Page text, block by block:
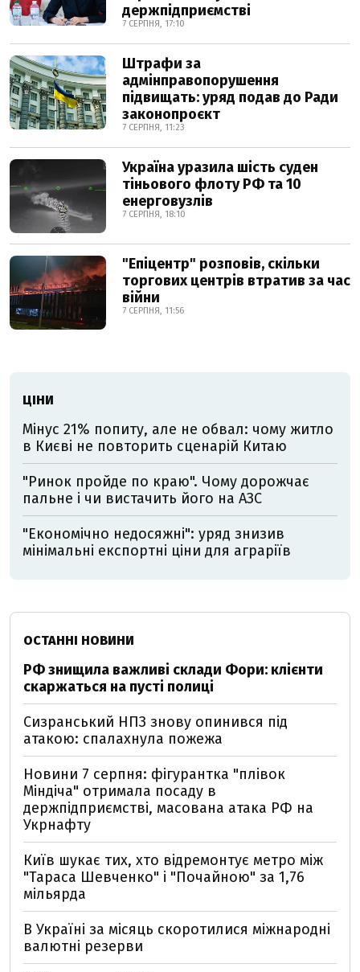
держпідприємстві
7 СЕРПНЯ, 17:10
Штрафи за
адмінправопорушення
підвищать: уряд подав до Ради
законопроєкт
7 СЕРПНЯ, 11:23
Україна уразила шість суден
тіньового флоту РФ та 10
енерговузлів
7 СЕРПНЯ, 18:10
"Епіцентр" розповів, скільки
торгових центрів втратив за час
війни
7 СЕРПНЯ, 11:56
ЦІНИ
Мінус 21% попиту, але не обвал: чому житло
в Києві не повторить сценарій Китаю
"Ринок пройде по краю". Чому дорожчає
пальне і чи вистачить його на АЗС
"Економічно недосяжні": уряд знизив
мінімальні експортні ціни для аграріїв
ОСТАННІ НОВИНИ
РФ знищила важливі склади Фори: клієнти
скаржаться на пусті полиці
Сизранський НПЗ знову опинився під
атакою: спалахнула пожежа
Новини 7 серпня: фігурантка "плівок
Міндіча" отримала посаду в
держпідприємстві, масована атака РФ на
Укрнафту
Київ шукає тих, хто відремонтує метро між
"Тараса Шевченко" і "Почайною" за 1,76
мільярда
В Україні за місяць скоротилися міжнародні
валютні резерви